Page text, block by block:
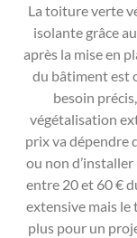
La toiture verte
isolante grâce
après la mise en
du bâtiment est
besoin
végétalisation
prix va dépendre
ou non
entre 20 et 60 €
extensive mais le
plus pour un